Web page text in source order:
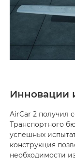
Инновации
AirCar 2 получил
Транспортного
успешных
конструкция
необходимости